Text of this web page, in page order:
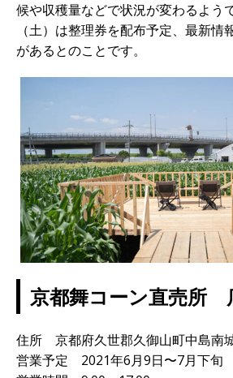
候や収穫量などで状況が変わるよう
（土）は整理券を配布予定、 最新情
があるとのことです。
京都舞コーン直売所
住所 京都府久世郡久御山町中島南
営業予定 2021年6月9日〜7月下旬